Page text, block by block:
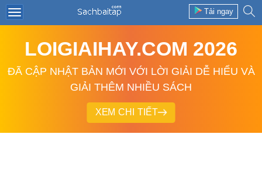
Tải ngay
LOIGIAIHAY.COM 2026
ĐÃ CẬP NHẬT BẢN MỚI VỚI LỜI GIẢI DỄ HIỂU VÀ
GIẢI THÊM NHIỀU SÁCH
XEM CHI TIẾT